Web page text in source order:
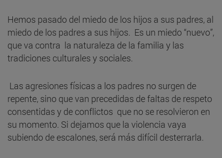
Hemos pasado del miedo de los hijos a sus padres, al
miedo de los padres a sus hijos. Es un miedo “nuevo”,
que va contra la naturaleza de la familia y las
tradiciones culturales y sociales.
Las agresiones físicas a los padres no surgen de
repente, sino que van precedidas de faltas de respeto
consentidas y de conflictos que no se resolvieron en
su momento. Si dejamos que la violencia vaya
subiendo de escalones, será más difícil desterrarla.